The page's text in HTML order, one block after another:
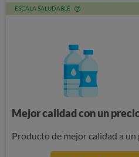
ESCALA SALUDABLE
Mejor calidad con un
Producto de mejor calidad a